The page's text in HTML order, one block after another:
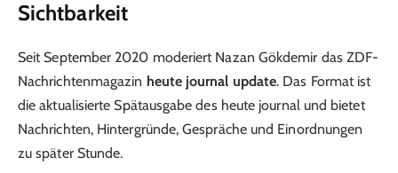
Sichtbarkeit
Seit September 2020 moderiert Nazan Gökdemir das ZDF-
Nachrichtenmagazin heute journal update. Das Format ist
die aktualisierte Spätausgabe des heute journal und bietet
Nachrichten, Hintergründe, Gespräche und Einordnungen
zu später Stunde.